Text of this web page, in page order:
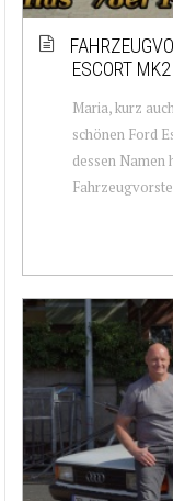
ESCORT MK2
Maria, kurz
schönen Ford
dessen Namen